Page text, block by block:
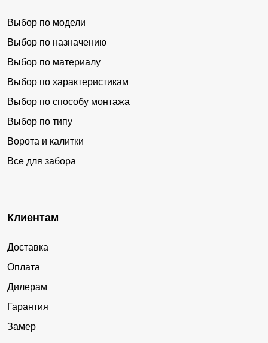
Выбор по модели
Выбор по назначению
Выбор по материалу
Выбор по характеристикам
Выбор по способу монтажа
Выбор по типу
Ворота и калитки
Все для забора
Клиентам
Доставка
Оплата
Дилерам
Гарантия
Замер